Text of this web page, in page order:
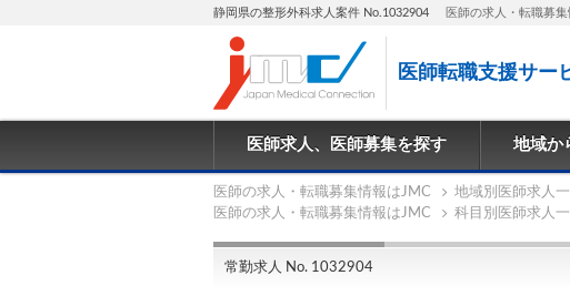
静岡県の整形外科求人案件 No.1032904 医師の求人・転職募
医師転職支援サー
医師求人、医師募集を探す 地域か
医師の求人・転職募集情報はJMC 地域別医師求人
医師の求人・転職募集情報はJMC
科目別医師求人
常勤求人 No. 1032904